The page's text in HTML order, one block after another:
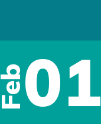
Feb01